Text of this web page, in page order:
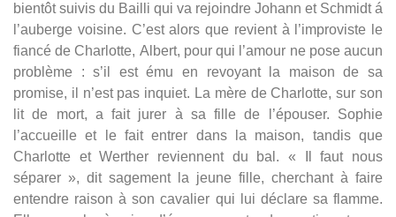
bientôt suivis du Bailli qui va rejoindre Johann et Schmidt á
l’auberge voisine. C’est alors que revient à l’improviste le
fiancé de Charlotte, Albert, pour qui l’amour ne pose aucun
problème : s’il est ému en revoyant la maison de sa
promise, il n’est pas inquiet. La mère de Charlotte, sur son
lit de mort, a fait jurer à sa fille de l’épouser. Sophie
l’accueille et le fait entrer dans la maison, tandis que
Charlotte et Werther reviennent du bal. « Il faut nous
séparer », dit sagement la jeune fille, cherchant à faire
entendre raison à son cavalier qui lui déclare sa flamme.